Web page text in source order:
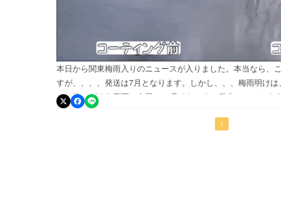
本日から関東梅雨入りのニュースが入りました。本当なら、
すが、、、、発送は7月となります。しかし、、、梅雨明けは
その後、ゲリラ豪雨、台風は10月くらいまで発生していたよ
ています！ジメジメした日を乗り越えましょう！応援購入よ
1